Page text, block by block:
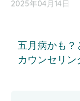
2025年04月14日
五月病かも？
カウンセリン